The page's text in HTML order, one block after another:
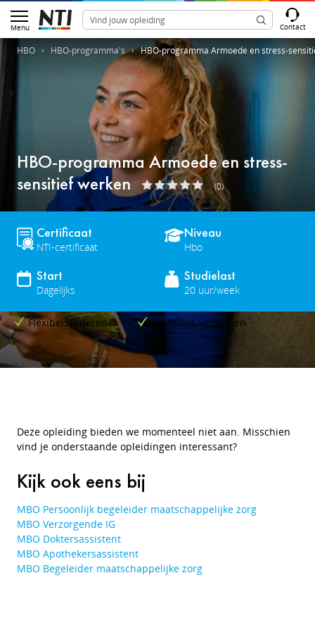
Menu Contact
HBO HBO-programma's HBO-programma Armoede en stress-
HBO-programma Armoede en stress-
sensitief werken
(0)
Certificaat
NTI-certificaat
Niveau
Hbo
Start
Dagelijks
Studielast
20 uur/week
FlexibelStuderen® Kosteloos verlengen
Deze opleiding bieden we momenteel niet aan. Misschien
vind je onderstaande opleidingen interessant?
Kijk ook eens bij
MBO Persoonlijk begeleider maatschappelijke zorg
MBO Verzorgende IG
MBO Doktersassistent
MBO Apothekersassistent
MBO Begeleider maatschappelijke zorg